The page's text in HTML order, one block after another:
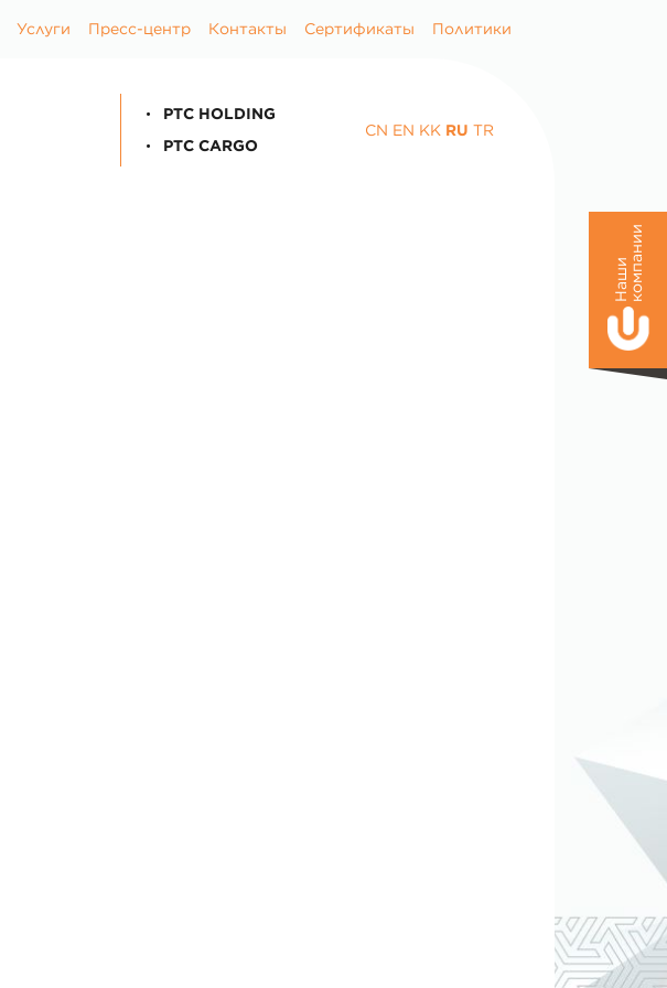
Услуги Пресс-центр Контакты Сертификаты Политики
PTC HOLDING
PTC CARGO
CN EN KK RU TR
Н
а
ш
и
к
о
м
п
а
н
ии